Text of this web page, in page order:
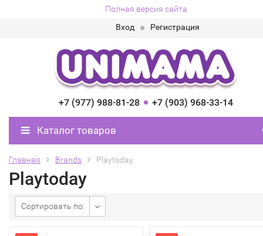
Полная версия сайта
Вход
Регистрация
+7 (977) 988-81-28 +7 (903) 968-33-14
Каталог товаров
Главная Brands Playtoday
Playtoday
Сортировать по: